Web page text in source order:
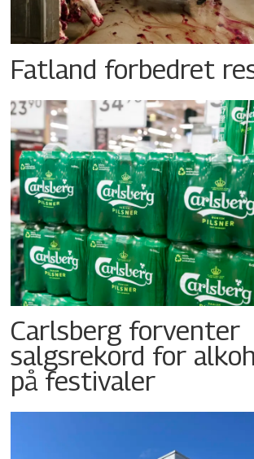
Fatland forbedret
Carlsberg forventer
salgsrekord for
på festivaler